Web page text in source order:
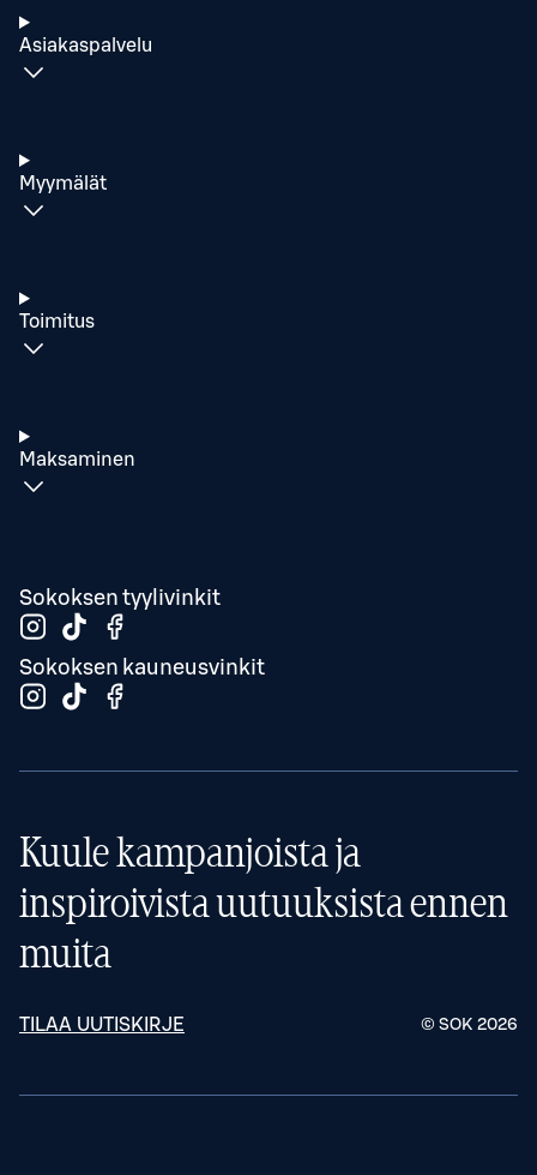
Asiakaspalvelu
Myymälät
Toimitus
Maksaminen
Sokoksen tyylivinkit
Sokoksen kauneusvinkit
Kuule kampanjoista ja
inspiroivista uutuuksista ennen
muita
TILAA UUTISKIRJE © SOK 2026